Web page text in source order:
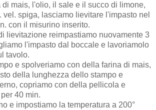
di mais, l'olio, il sale e il succo di limone,
vel. spiga, lasciamo lievitare l'impasto nel
con il misurino inserito.
lievitazione reimpastiamo nuovamente 3
l'impasto dal boccale e lavoriamolo
tavolo.
e spolveriamo con della farina di mais,
della lunghezza dello stampo e
copriamo con della pellicola e
40 min.
e impostiamo la temperatura a 200°